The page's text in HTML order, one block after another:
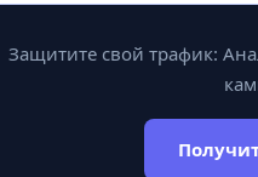
Защитите свой трафик: